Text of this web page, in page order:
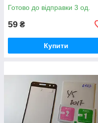
Готово до відправки 3 од.
59 ₴
Купити